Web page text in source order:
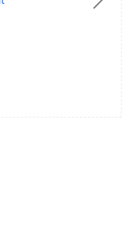
Next